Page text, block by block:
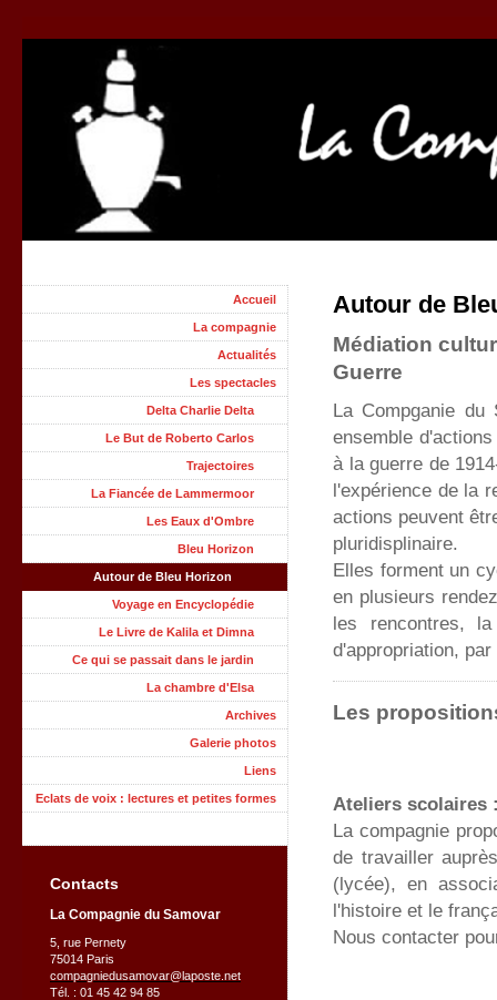
Autour de
Médiation
Guerre
La Compganie
ensemble
à la guerre de
l'expérience de la
actions peuvent
pluridisplinaire.
Elles forment un
en plusieurs
les rencontres,
d'appropriation,
Les
Ateliers scolaires
La compagnie
de travailler
(lycée), en
l'histoire et le
Nous contacter
Accueil
La compagnie
Actualités
Les spectacles
Delta Charlie Delta
Le But de Roberto Carlos
Trajectoires
La Fiancée de Lammermoor
Les Eaux d'Ombre
Bleu Horizon
Autour de Bleu Horizon
Voyage en Encyclopédie
Le Livre de Kalila et Dimna
Ce qui se passait dans le jardin
La chambre d'Elsa
Archives
Galerie photos
Liens
Eclats de voix : lectures et petites formes
Contacts
La Compagnie du Samovar
5, rue Pernety
75014 Paris
compagniedusamovar@laposte.net
Tél. : 01 45 42 94 85